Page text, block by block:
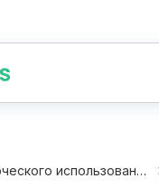
Для коммерческого использования